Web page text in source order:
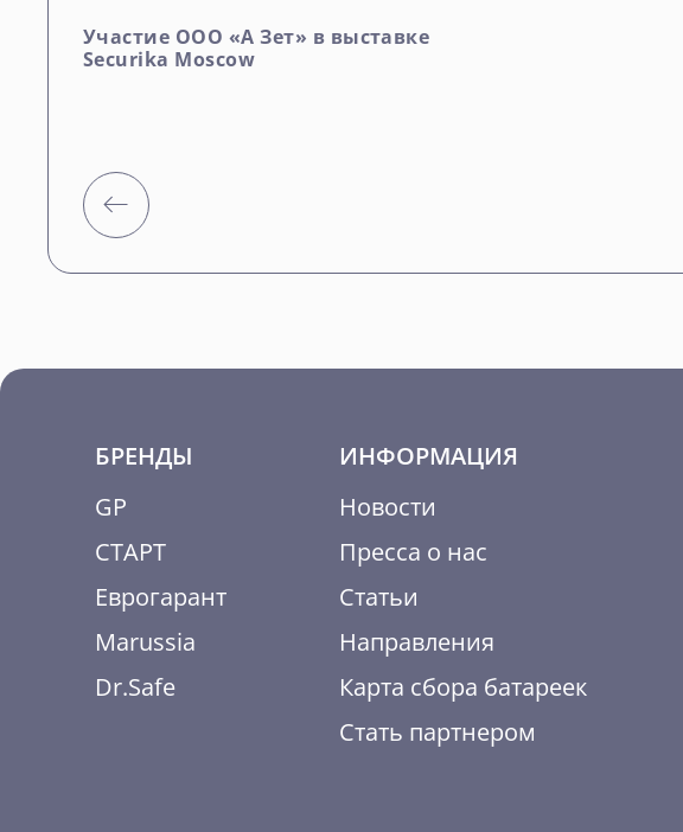
Участие ООО «А Зет» в выставке
Securika Moscow
БРЕНДЫ
GP
СТАРТ
Еврогарант
Marussia
Dr.Safe
ИНФОРМАЦИЯ
Новости
Пресса о нас
Статьи
Направления
Карта сбора батареек
Стать партнером